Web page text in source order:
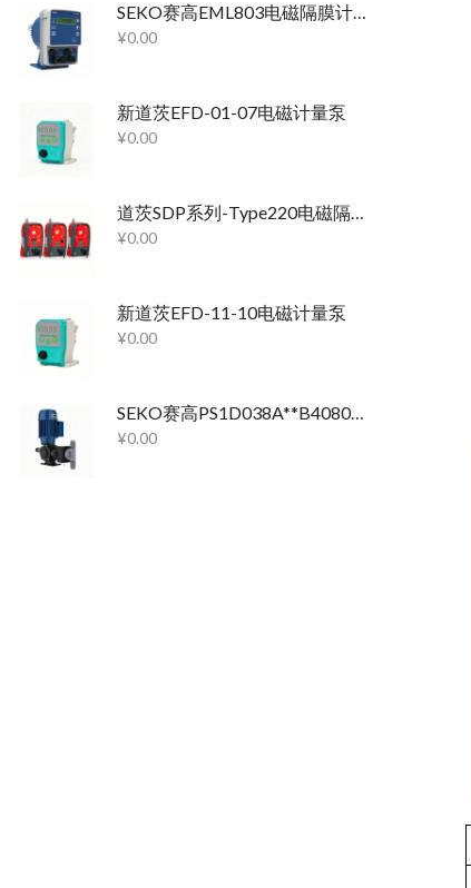
SEKO赛高EML803电磁隔膜计量泵
¥0.00
新道茨EFD-01-07电磁计量泵
¥0.00
道茨SDP系列-Type220电磁隔膜泵
¥0.00
新道茨EFD-11-10电磁计量泵
¥0.00
SEKO赛高PS1D038A**B4080机械隔膜计量泵
¥0.00